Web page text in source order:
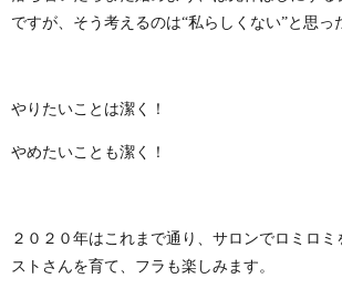
ですが、そう考えるのは“私らしくない”と思っ
やりたいことは潔く！
やめたいことも潔く！
２０２０年はこれまで通り、サロンでロミロ
ストさんを育て、フラも楽しみます。